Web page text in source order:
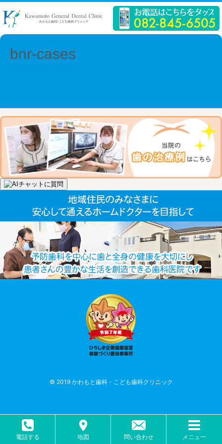
電話する 地図 問い合わせ メニュー
bnr-cases
© 2019 かわもと歯科・こども歯科クリニック